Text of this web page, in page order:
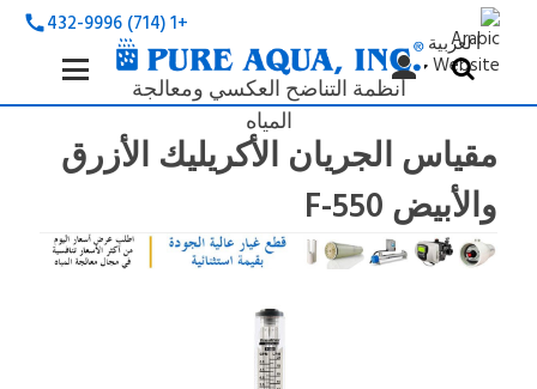
call +1 (714) 432-9996
ا لعربية

أنظمة التناضح العكسي ومعالجة
المياه
Search
Keyword:

person
مقياس الجريان الأكريليك الأزرق
والأبيض F-550